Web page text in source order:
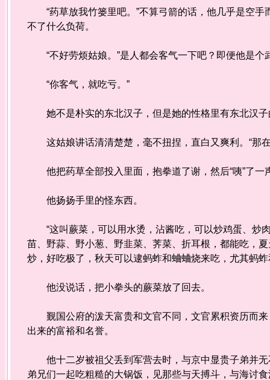
“药草放我竹篓里吧。”不算弓箭的话，他几乎是空手
不了什么负荷。
“不好劳烦姑娘。”是人都会客气一下吧？即便他是个
“你客气，就吃亏。”
她不是朴实的东北汉子，但是她的性格里有东北汉子
这姑娘讲话清清楚楚，毫不扭捏，直白又爽利。“那
他把药草全部投入里面，抱拳道了谢，然后“咦”了一
他扬扬手里的怪东西。
“这叫蕨菜，可以用水烫，沾酱吃，可以炒鸡蛋、炒
苗、野蒜、野小葱、野韭菜、荠菜、折耳根，都能吃，
炒，好吃极了，秋天可以逮蚂蚱和蛐蛐烧来吃，尤其蚂
他没说话，把小拳头的蕨菜放了回去。
觐国公府的泼天富贵和文官不同，文官累积资历而来
出来的富裕和名誉。
他十二岁被祖父丢到军营去时，与京中显贵子弟并无
弟兄们一起吃粗糙的大锅饭，见那些与天搏斗，与海讨